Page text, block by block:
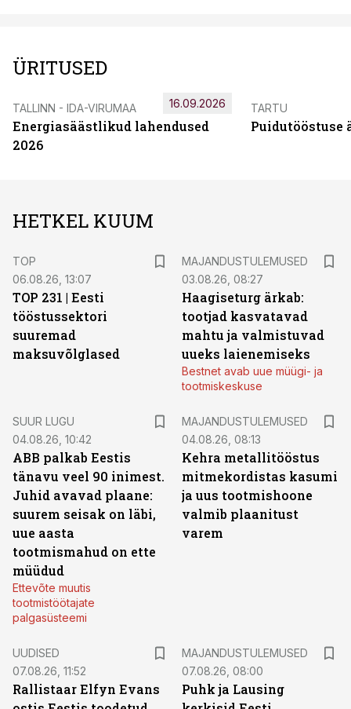
ÜRITUSED
TALLINN - IDA-VIRUMAA
Energiasäästlikud lahendused
2026
16.09.2026 TARTU
Puidutööstuse
HETKEL KUUM
TOP
06.08.26, 13:07
TOP 231 | Eesti
tööstussektori
suuremad
maksuvõlglased
MAJANDUSTULEMUSED
03.08.26, 08:27
Haagiseturg ärkab:
tootjad kasvatavad
mahtu ja valmistuvad
uueks laienemiseks
Bestnet avab uue müügi- ja
tootmiskeskuse
SUUR LUGU
04.08.26, 10:42
ABB palkab Eestis
tänavu veel 90 inimest.
Juhid avavad plaane:
suurem seisak on läbi,
uue aasta
tootmismahud on ette
müüdud
Ettevõte muutis
tootmistöötajate
palgasüsteemi
MAJANDUSTULEMUSED
04.08.26, 08:13
Kehra metallitööstus
mitmekordistas kasumi
ja uus tootmishoone
valmib plaanitust
varem
UUDISED
07.08.26, 11:52
Rallistaar Elfyn Evans
MAJANDUSTULEMUSED
07.08.26, 08:00
Puhk ja Lausing